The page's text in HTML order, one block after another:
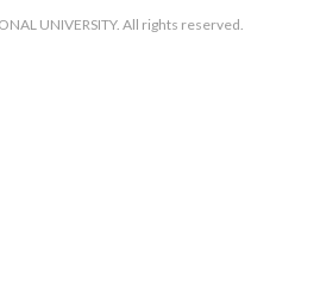
UNIVERSITY. All rights reserved.